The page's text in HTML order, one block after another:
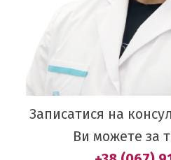
Записатися на
Ви можете за